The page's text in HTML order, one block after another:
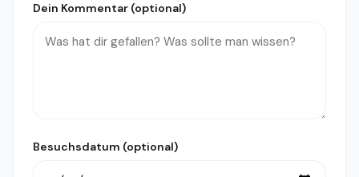
Dein Kommentar (optional)
Besuchsdatum (optional)